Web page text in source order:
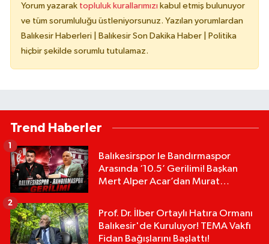
Yorum yazarak topluluk kurallarımızı kabul etmiş bulunuyor
ve tüm sorumluluğu üstleniyorsunuz. Yazılan yorumlardan
Balıkesir Haberleri | Balıkesir Son Dakika Haber | Politika
hiçbir şekilde sorumlu tutulamaz.
Trend Haberler
Balıkesirspor le Bandırmaspor
Arasında ‘10.5’ Gerilimi! Başkan
Mert Alper Acar’dan Murat
1
Prof. Dr. İlber Ortaylı Hatıra Ormanı
Balıkesir'de Kuruluyor! TEMA Vakfı
Fidan Bağışlarını Başlattı!
2